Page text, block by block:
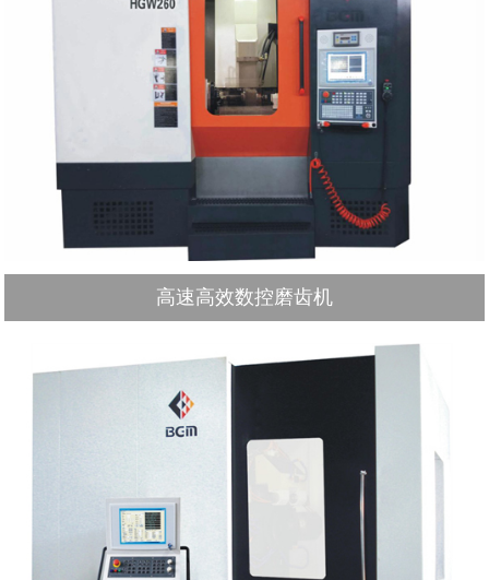
高速高效数控磨齿机